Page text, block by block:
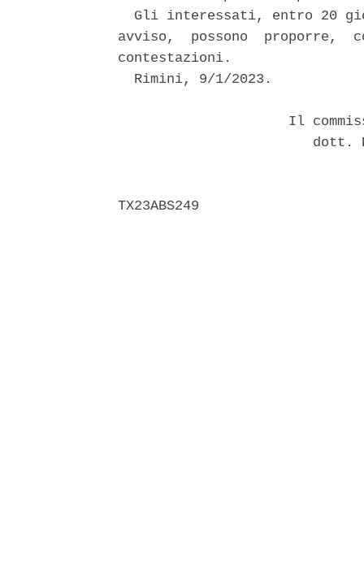
Gli interessati, entro 20
avviso,  possono
contestazioni.
  Rimini, 9/1/2023.
Il